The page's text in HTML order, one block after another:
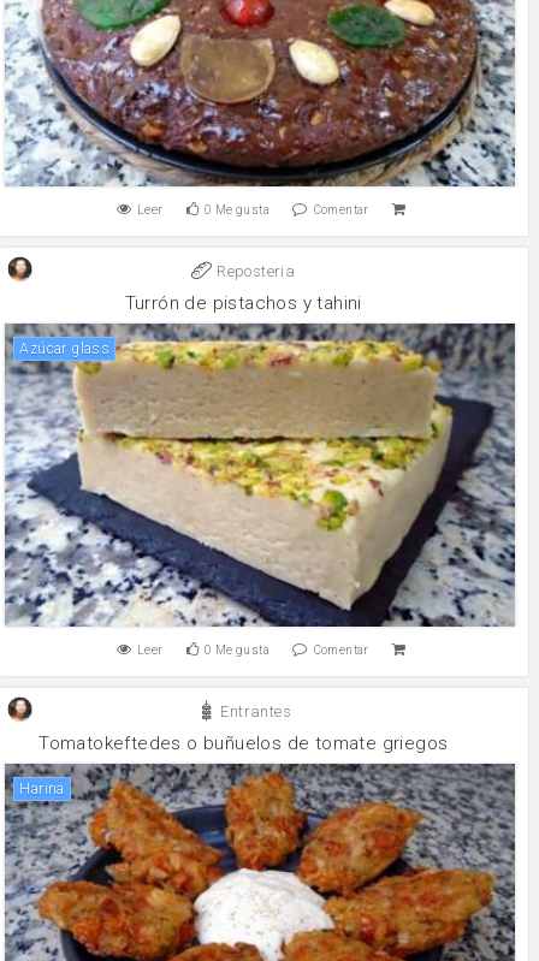
Leer 0 Me gusta Comentar
Reposteria
Turrón de pistachos y tahini
Azúcar glass
Leer 0 Me gusta Comentar
Entrantes
Tomatokeftedes o buñuelos de tomate griegos
harina